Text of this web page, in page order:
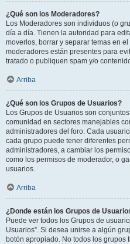
¿Qué son los Moderadores?
Los Moderadores son individuos (o
día a día. Tienen la autoridad para
moverlos, borrar y separar temas en
moderadores están presentes para
tratado o publiquen spam y/o
Arriba
¿Qué son los Grupos de Usuarios?
Los Grupos de Usuarios son
comunidad en sectores manejables
administradores del foro. Cada
cada grupo puede tener diferentes
administradores, a cambiar los
como los permisos de moderador, o
usuarios.
Arriba
¿Donde están los Grupos de
Puede ver todos los Grupos de
Usuarios”. Si desea unirse a algún
botón apropiado. No todos los grupos